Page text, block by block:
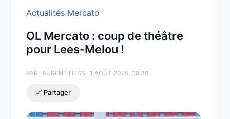
Actualités Mercato
OL Mercato : coup de théâtre
pour Lees-Melou !
PARLAURENT HESS- 1 AOÛT 2025, 08:30
🔗 Partager